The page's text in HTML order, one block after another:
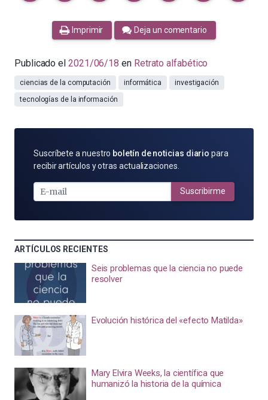
Imprimir Deja un comentario
Publicado el 2021/06/18 en Retrato alfabético
ciencias de la computación informática
investigación
tecnologías de la información
SUSCRÍBETE
POR
MAIL
Suscríbete a nuestro boletín de noticias diario para
recibir artículos y otras actualizaciones.
Suscribirme
ARTÍCULOS RECIENTES
Seis problemas que la ciencia no puede
resolver
Evolución histórica del «efecto Matilda»
Mary Elvira Weeks, la científica que
humanizó la historia de la química